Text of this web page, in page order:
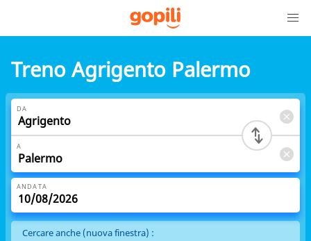
Treno Agrigento Palermo
DA
A
ANDATA
Cercare anche (nuova finestra) :